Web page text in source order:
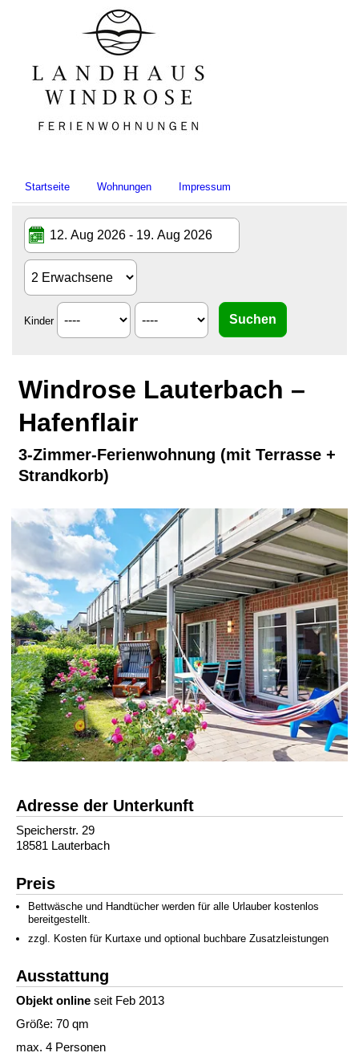
Startseite Wohnungen Impressum
Kinder
Windrose Lauterbach –
Hafenflair
3-Zimmer-Ferienwohnung (mit Terrasse +
Strandkorb)
Adresse der Unterkunft
Speicherstr. 29
18581 Lauterbach
Preis
Bettwäsche und Handtücher werden für alle Urlauber kostenlos
bereitgestellt.
zzgl. Kosten für Kurtaxe und optional buchbare Zusatzleistungen
Ausstattung
Objekt online seit Feb 2013
Größe: 70 qm
max. 4 Personen